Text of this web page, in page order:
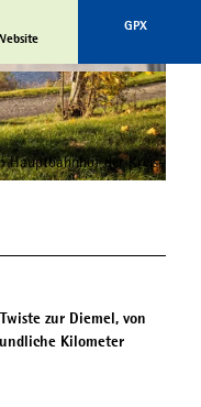
Klinger |CC-BY-SA
GPX
Hauptbahnhof der Kreis-
zur Diemel, von
Kilometer